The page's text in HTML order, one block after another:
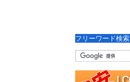
フリーワード検索